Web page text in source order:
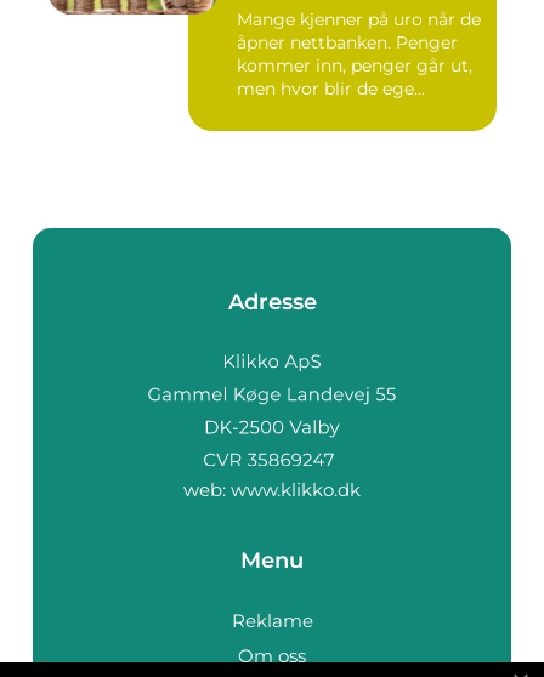
Mange kjenner på uro når de
åpner nettbanken. Penger
kommer inn, penger går ut,
men hvor blir de ege...
Adresse
web: www.klikko.dk
Menu
Reklame
Om oss